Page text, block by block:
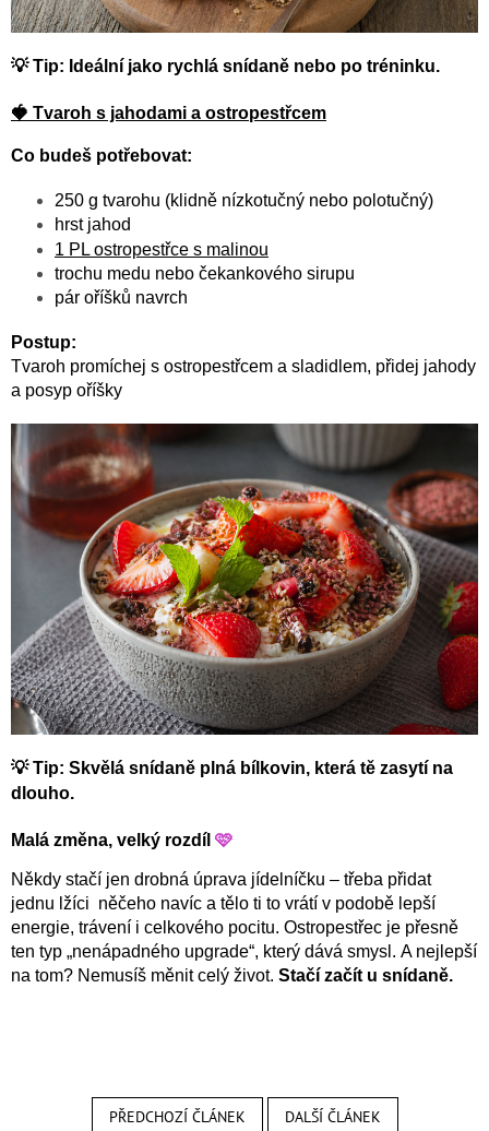
💡 Tip: Ideální jako rychlá snídaně nebo po tréninku.
🍓 Tvaroh s jahodami a ostropestřcem
Co budeš potřebovat:
250 g tvarohu (klidně nízkotučný nebo polotučný)
hrst jahod
1 PL ostropestřce s malinou
trochu medu nebo čekankového sirupu
pár oříšků navrch
Postup:
Tvaroh promíchej s ostropestřcem a sladidlem, přidej jahody
a posyp oříšky
💡 Tip: Skvělá snídaně plná bílkovin, která tě zasytí na
dlouho.
Malá změna, velký rozdíl 🩷
Někdy stačí jen drobná úprava jídelníčku – třeba přidat
jednu lžíci něčeho navíc a tělo ti to vrátí v podobě lepší
energie, trávení i celkového pocitu. Ostropestřec je přesně
ten typ „nenápadného upgrade“, který dává smysl. A nejlepší
na tom? Nemusíš měnit celý život. Stačí začít u snídaně.
PŘEDCHOZÍ ČLÁNEK DALŠÍ ČLÁNEK